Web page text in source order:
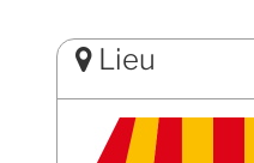
Lieu